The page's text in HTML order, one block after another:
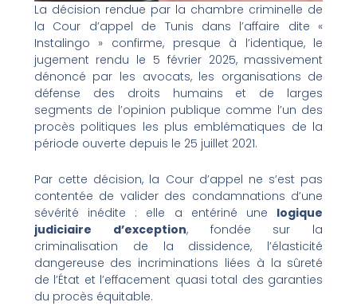
La décision rendue par la chambre criminelle de
la Cour d’appel de Tunis dans l’affaire dite «
Instalingo » confirme, presque à l’identique, le
jugement rendu le 5 février 2025, massivement
dénoncé par les avocats, les organisations de
défense des droits humains et de larges
segments de l’opinion publique comme l’un des
procès politiques les plus emblématiques de la
période ouverte depuis le 25 juillet 2021.
Par cette décision, la Cour d’appel ne s’est pas
contentée de valider des condamnations d’une
sévérité inédite : elle a entériné une logique
judiciaire d’exception, fondée sur la
criminalisation de la dissidence, l’élasticité
dangereuse des incriminations liées à la sûreté
de l’État et l’effacement quasi total des garanties
du procès équitable.